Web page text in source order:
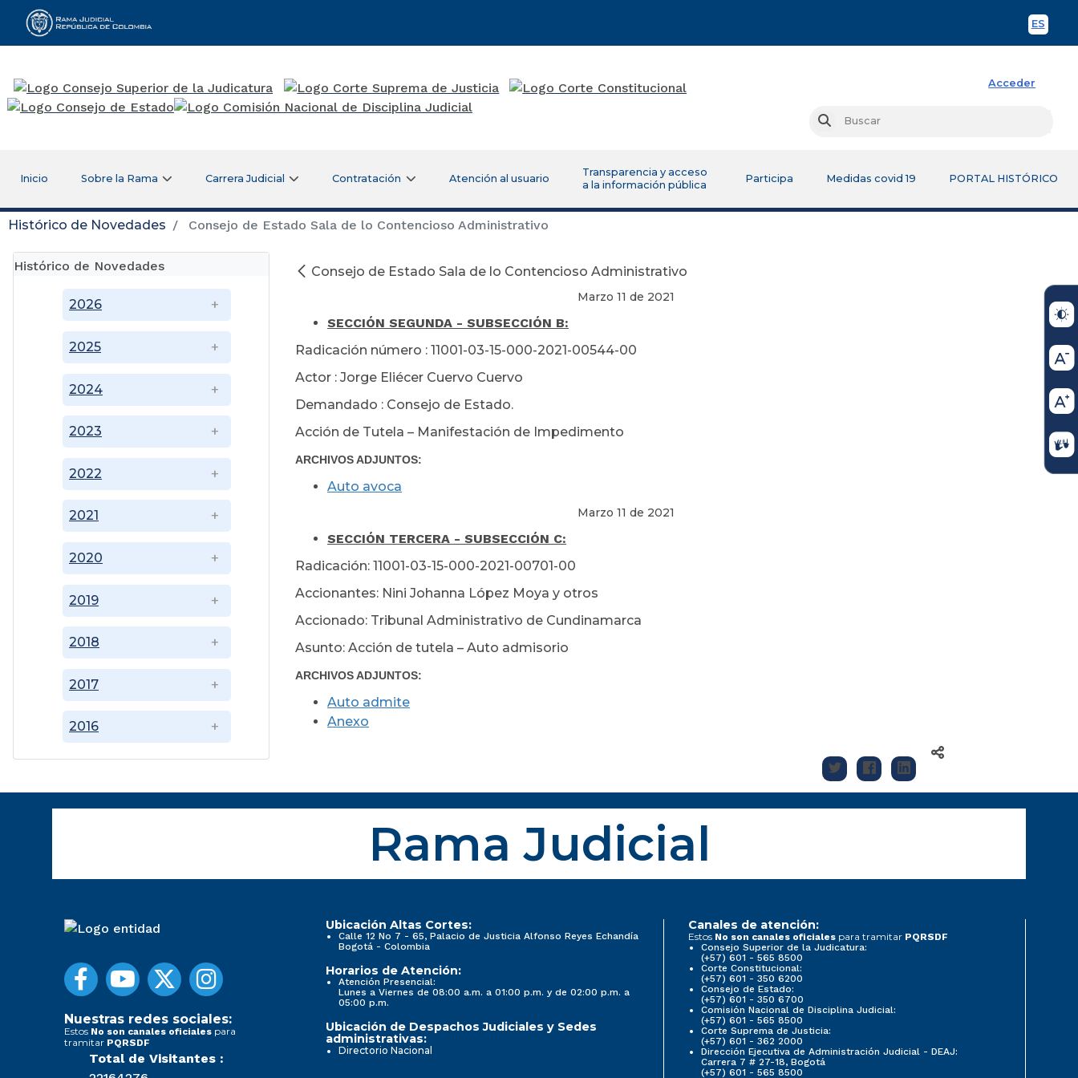
ES
Rama Judicial
Acceder
Buscar
Inicio Sobre la Rama Carrera Judicial Contratación Atención al usuario
Transparencia y acceso
a la información pública
Participa Medidas covid 19 PORTAL HISTÓRICO
Histórico de Novedades Consejo de Estado Sala de lo Contencioso Administrativo
Histórico de Novedades
2016
2017
2018
2019
2020
2021
2022
2023
2024
2025
2026
Consejo de Estado Sala de lo Contencioso Administrativo
Marzo 11 de 2021
SECCIÓN SEGUNDA - SUBSECCIÓN B:
Radicación número : 11001-03-15-000-2021-00544-00
Actor : Jorge Eliécer Cuervo Cuervo
Demandado : Consejo de Estado.
Acción de Tutela – Manifestación de Impedimento
ARCHIVOS ADJUNTOS:
Auto avoca
Marzo 11 de 2021
SECCIÓN TERCERA - SUBSECCIÓN C:
Radicación: 11001-03-15-000-2021-00701-00
Accionantes: Nini Johanna López Moya y otros
Accionado: Tribunal Administrativo de Cundinamarca
Asunto: Acción de tutela – Auto admisorio
ARCHIVOS ADJUNTOS:
Auto admite
Anexo
Rama Judicial
Nuestras redes sociales:
Estos No son canales oficiales para
tramitar PQRSDF
Total de Visitantes :
Ubicación Altas Cortes:
Calle 12 No 7 - 65, Palacio de Justicia Alfonso Reyes Echandía
Bogotá - Colombia
Horarios de Atención:
Atención Presencial:
Lunes a Viernes de 08:00 a.m. a 01:00 p.m. y de 02:00 p.m. a
05:00 p.m.
Ubicación de Despachos Judiciales y Sedes
administrativas:
Directorio Nacional
Canales de atención:
Estos No son canales oficiales para tramitar PQRSDF
Consejo Superior de la Judicatura:
(+57) 601 - 565 8500
Corte Constitucional:
(+57) 601 - 350 6200
Consejo de Estado:
(+57) 601 - 350 6700
Comisión Nacional de Disciplina Judicial:
(+57) 601 - 565 8500
Corte Suprema de Justicia:
(+57) 601 - 362 2000
Dirección Ejecutiva de Administración Judicial - DEAJ:
Carrera 7 # 27-18, Bogotá
(+57) 601 - 565 8500